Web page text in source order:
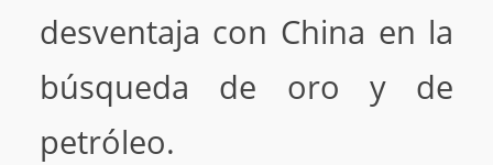
desventaja con China en la
búsqueda de oro y de
petróleo.